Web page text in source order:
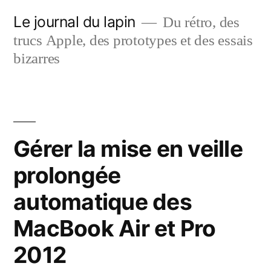
contenu
Le journal du lapin
Du rétro, des
trucs Apple, des prototypes et des essais
bizarres
Gérer la mise en veille
prolongée
automatique des
MacBook Air et Pro
2012